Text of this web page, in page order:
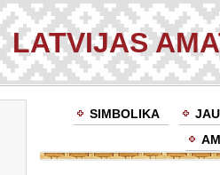
LATVIJAS
SIMBOLIKA